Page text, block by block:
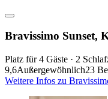
Bravissimo Sunset,
Platz für 4 Gäste · 2
9,6Außergewöhnlich23
Weitere Infos zu